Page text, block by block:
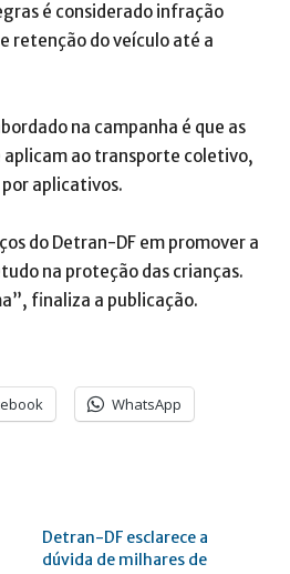
é considerado infração
retenção do veículo até a
na campanha é que as
aplicam ao transporte coletivo,
aplicativos.
do Detran-DF em promover a
na proteção das crianças.
finaliza a publicação.
WhatsApp
Detran-DF esclarece a
dúvida de milhares de